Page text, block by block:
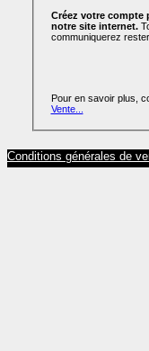
Créez votre compte
notre site internet.
communiquerez
Pour en savoir plus,
Vente...
Conditions générales de